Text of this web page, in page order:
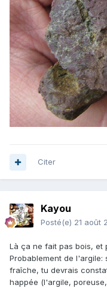
Citer
Kayou
Posté(e) 21 août
Là ça ne fait pas bois, et
Probablement de
fraîche, tu devrais
happée (l'argile,